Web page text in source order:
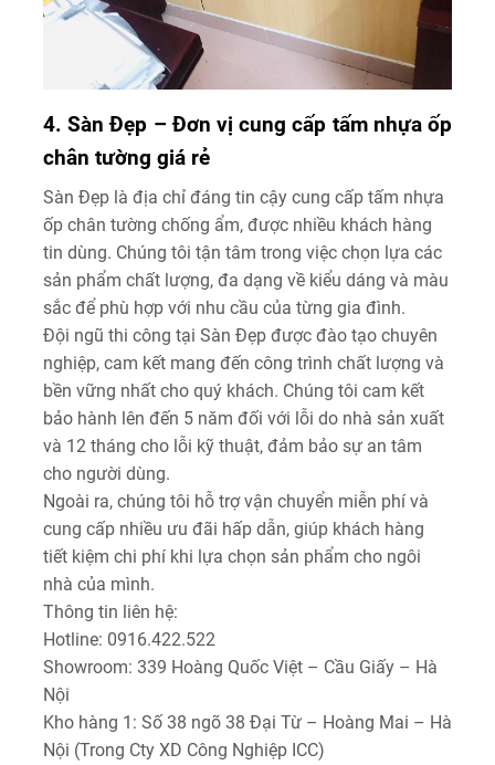
4. Sàn Đẹp – Đơn vị cung cấp tấm nhựa ốp
chân tường giá rẻ
Sàn Đẹp là địa chỉ đáng tin cậy cung cấp tấm nhựa
ốp chân tường chống ẩm, được nhiều khách hàng
tin dùng. Chúng tôi tận tâm trong việc chọn lựa các
sản phẩm chất lượng, đa dạng về kiểu dáng và màu
sắc để phù hợp với nhu cầu của từng gia đình.
Đội ngũ thi công tại Sàn Đẹp được đào tạo chuyên
nghiệp, cam kết mang đến công trình chất lượng và
bền vững nhất cho quý khách. Chúng tôi cam kết
bảo hành lên đến 5 năm đối với lỗi do nhà sản xuất
và 12 tháng cho lỗi kỹ thuật, đảm bảo sự an tâm
cho người dùng.
Ngoài ra, chúng tôi hỗ trợ vận chuyển miễn phí và
cung cấp nhiều ưu đãi hấp dẫn, giúp khách hàng
tiết kiệm chi phí khi lựa chọn sản phẩm cho ngôi
nhà của mình.
Thông tin liên hệ:
Hotline: 0916.422.522
Showroom: 339 Hoàng Quốc Việt – Cầu Giấy – Hà
Nội
Kho hàng 1: Số 38 ngõ 38 Đại Từ – Hoàng Mai – Hà
Nội (Trong Cty XD Công Nghiệp ICC)